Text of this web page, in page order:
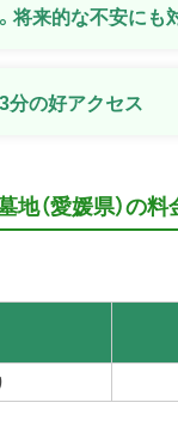
将来的な不安にも
分の好アクセス
地（愛媛県）の料